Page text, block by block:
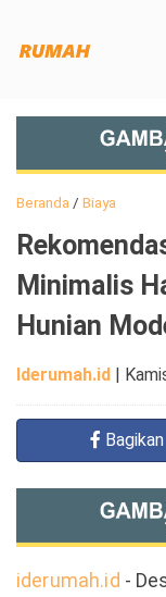
Beranda/ Biaya
Minimalis
Hunian
Iderumah.id
Bagikan
iderumah.id -